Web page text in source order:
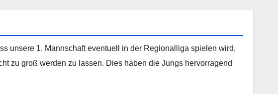
unsere 1. Mannschaft eventuell in der Regionalliga spielen wird,
zu groß werden zu lassen. Dies haben die Jungs hervorragend